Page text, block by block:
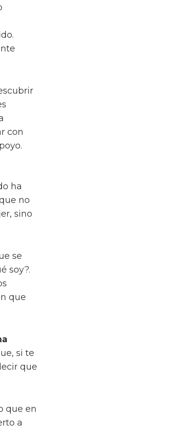
con
ha
no
sino
se
soy?.
que
si te
que
que en
a